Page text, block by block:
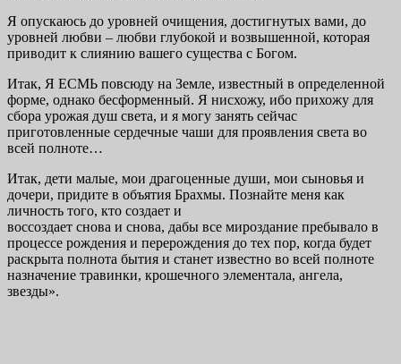
Я опускаюсь до уровней очищения, достигнутых вами, до
уровней люб­ви – любви глубокой и возвышенной, которая
приводит к слиянию вашего существа с Богом.
Итак, Я ЕСМЬ повсюду на Земле, известный в определенной
форме, однако бесформенный. Я нисхожу, ибо прихожу для
сбора урожая душ све­та, и я могу занять сейчас
приготовленные сердечные чаши для проявле­ния света во
всей полноте…
Итак, дети малые, мои драгоценные души, мои сыновья и
дочери, придите в объятия Брахмы. Познайте меня как
личность того, кто создает и
воссоздает снова и снова, дабы все мироздание пребывало в
процессе рож­дения и перерождения до тех пор, когда будет
раскрыта полнота бытия и станет известно во всей полноте
назначение травинки, крошечного элементала, ангела,
звезды».